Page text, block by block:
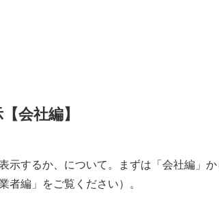
会社編】
示するか、について。まずは「会社編」
者編」をご覧ください）。